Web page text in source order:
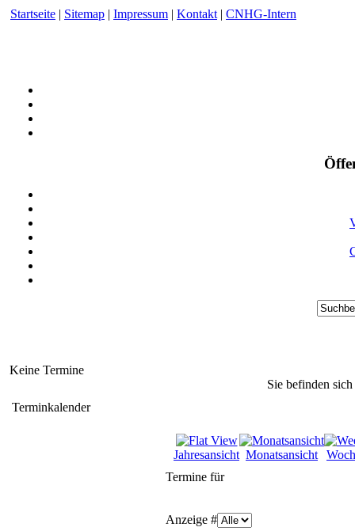
Startseite | Sitemap | Impressum | Kontakt | CNHG-Intern
Keine Termine
Sie befinden
Terminkalender
Jahresansicht Monatsansicht
Termine für
Anzeige #